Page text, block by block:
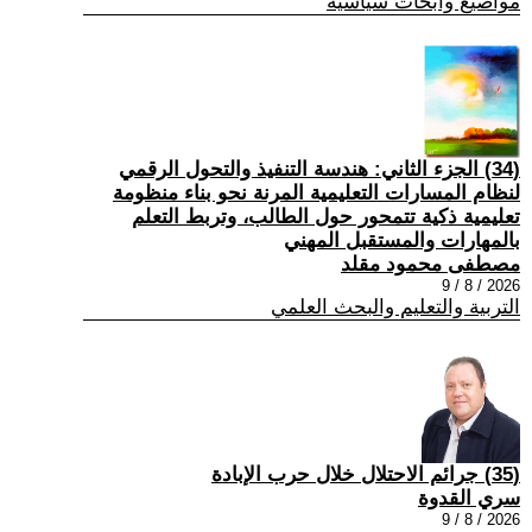
(34) الجزء الثاني: هندسة التنفيذ والتحول الرقمي
لنظام المسارات التعليمية المرنة نحو بناء منظومة
تعليمية ذكية تتمحور حول الطالب، وتربط التعلم
بالمهارات والمستقبل المهني
مصطفى محمود مقلد
2026 / 8 / 9
التربية والتعليم والبحث العلمي
(35) جرائم الاحتلال خلال حرب الإبادة
سري القدوة
2026 / 8 / 9